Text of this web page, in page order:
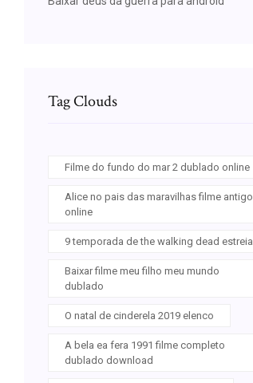
Tag Clouds
Filme do fundo do mar 2 dublado online
Alice no pais das maravilhas filme antigo
online
9 temporada de the walking dead estreia
Baixar filme meu filho meu mundo
dublado
O natal de cinderela 2019 elenco
A bela ea fera 1991 filme completo
dublado download